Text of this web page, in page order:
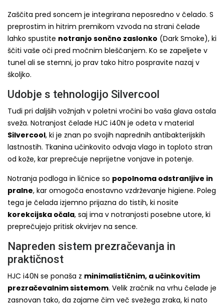
Zaščita pred soncem je integrirana neposredno v čelado. S
preprostim in hitrim premikom vzvoda na strani čelade
lahko spustite notranjo sončno zaslonko (Dark Smoke), ki
ščiti vaše oči pred močnim bleščanjem. Ko se zapeljete v
tunel ali se stemni, jo prav tako hitro pospravite nazaj v
školjko.
Udobje s tehnologijo Silvercool
Tudi pri daljših vožnjah v poletni vročini bo vaša glava ostala
sveža. Notranjost čelade HJC i40N je odeta v material
Silvercool, ki je znan po svojih naprednih antibakterijskih
lastnostih. Tkanina učinkovito odvaja vlago in toploto stran
od kože, kar preprečuje neprijetne vonjave in potenje.
Notranja podloga in ličnice so popolnoma odstranljive in
pralne, kar omogoča enostavno vzdrževanje higiene. Poleg
tega je čelada izjemno prijazna do tistih, ki nosite
korekcijska očala, saj ima v notranjosti posebne utore, ki
preprečujejo pritisk okvirjev na sence.
Napreden sistem prezračevanja in
praktičnost
HJC i40N se ponaša z minimalističnim, a učinkovitim
prezračevalnim sistemom. Velik zračnik na vrhu čelade je
zasnovan tako, da zajame čim več svežega zraka, ki nato